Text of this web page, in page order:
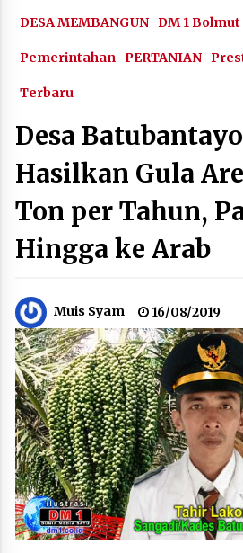
DESA MEMBANGUN DM 1 Bolmut
Pemerintahan PERTANIAN
Terbaru
Desa
Hasilkan Gula
Ton per Tahun,
Hingga ke Arab
Muis Syam 16/08/2019